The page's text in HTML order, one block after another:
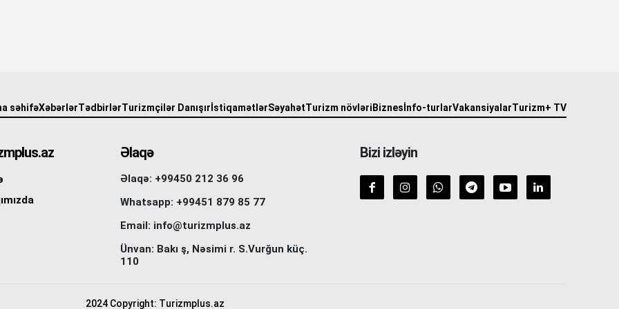
səhifəXəbərlərTədbirlərTurizmçilər Danışır İstiqamətlərSəyahətTurizm növləri Biznes İnfo-turlarVakansiyalarTurizm+ TV
Əlaqə
Əlaqə: +99450 212 36 96
Whatsapp: +99451 879 85 77
Email: info@turizmplus.az
Ünvan: Bakı ş, Nəsimi r. S.Vurğun küç.
110
Bizi izləyin
2024 Copyright: Turizmplus.az